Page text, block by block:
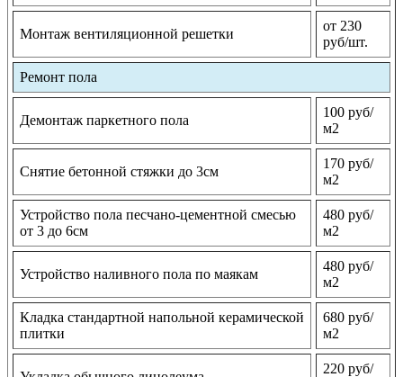
Монтаж вентиляционной решетки
от 230
руб/шт.
Ремонт пола
Демонтаж паркетного пола
100 руб/
м2
Снятие бетонной стяжки до 3см
170 руб/
м2
Устройство пола песчано-цементной смесью
от 3 до 6см
480 руб/
м2
Устройство наливного пола по маякам
480 руб/
м2
Кладка стандартной напольной керамической
плитки
680 руб/
м2
220 руб/